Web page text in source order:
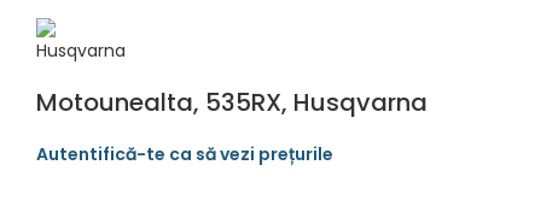
Motounealta, 535RX, Husqvarna